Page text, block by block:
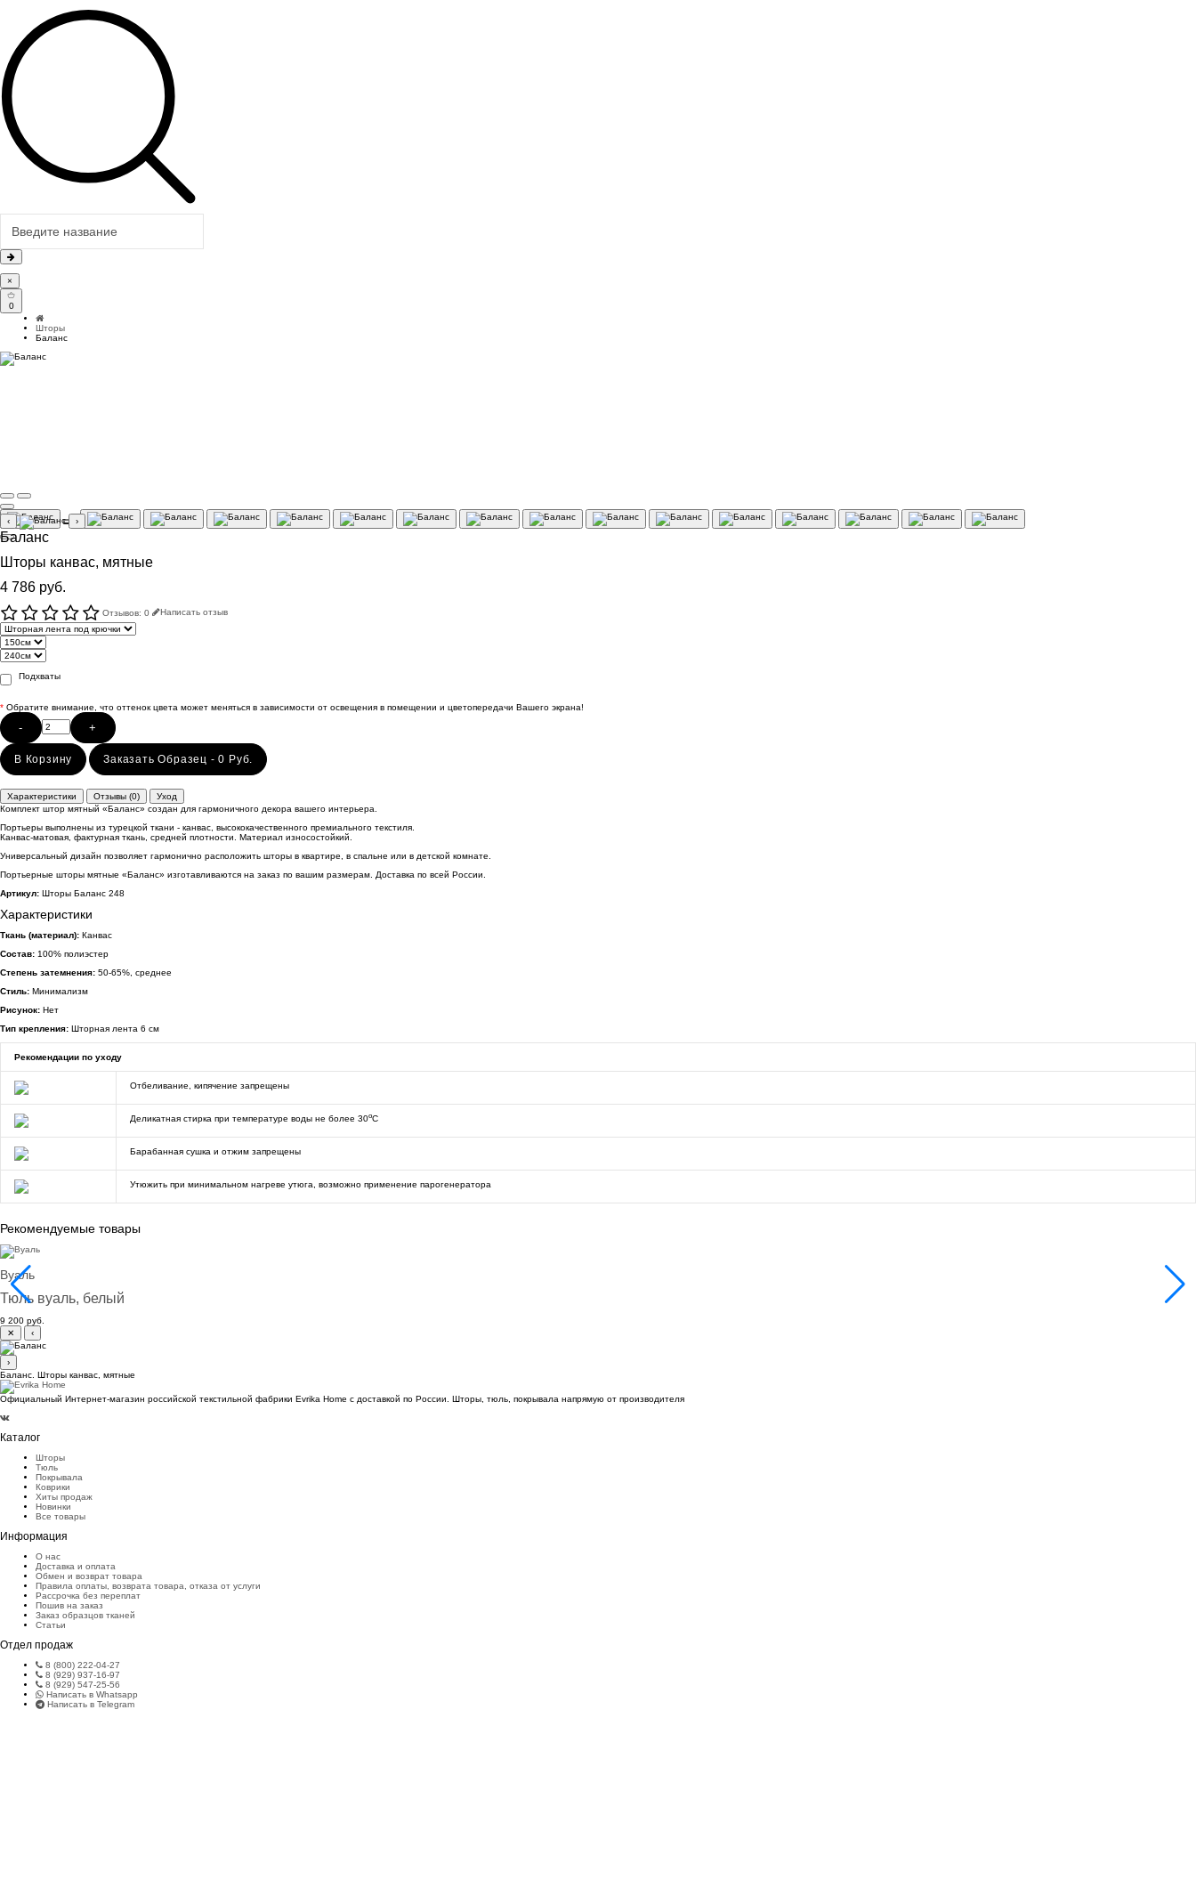
×
0
Шторы
Баланс
‹ ›
Баланс
Шторы канвас, мятные
4 786 руб.
Отзывов: 0 Написать отзыв
Подхваты
* Обратите внимание, что оттенок цвета может меняться в зависимости от освещения в помещении и цветопередачи Вашего экрана!
- +
В Корзину Заказать Образец - 0 Руб.
Характеристики Отзывы (0)
Уход
Комплект штор мятный «Баланс» создан для гармоничного декора вашего интерьера.
Портьеры выполнены из турецкой ткани - канвас, высококачественного премиального текстиля.
Канвас-матовая, фактурная ткань, средней плотности. Материал износостойкий.
Универсальный дизайн позволяет гармонично расположить шторы в квартире, в спальне или в детской комнате.
Портьерные шторы мятные «Баланс» изготавливаются на заказ по вашим размерам. Доставка по всей России.
Артикул: Шторы Баланс 248
Характеристики
Ткань (материал): Канвас
Состав: 100% полиэстер
Степень затемнения: 50-65%, среднее
Стиль: Минимализм
Рисунок: Нет
Тип крепления: Шторная лента 6 см
Рекомендации по уходу
Отбеливание, кипячение запрещены
Деликатная стирка при температуре воды не более 30oC
Барабанная сушка и отжим запрещены
Утюжить при минимальном нагреве утюга, возможно применение парогенератора
Рекомендуемые товары
Вуаль
Тюль вуаль, белый
9 200 руб.
✕
‹
›
Баланс. Шторы канвас, мятные
Официальный Интернет-магазин российской текстильной фабрики Evrika Home c доставкой по России. Шторы, тюль, покрывала напрямую от производителя
Каталог
Шторы
Тюль
Покрывала
Коврики
Хиты продаж
Новинки
Все товары
Информация
О нас
Доставка и оплата
Обмен и возврат товара
Правила оплаты, возврата товара, отказа от услуги
Рассрочка без переплат
Пошив на заказ
Заказ образцов тканей
Статьи
Отдел продаж
8 (800) 222-04-27
8 (929) 937-16-97
8 (929) 547-25-56
Написать в Whatsapp
Написать в Telegram